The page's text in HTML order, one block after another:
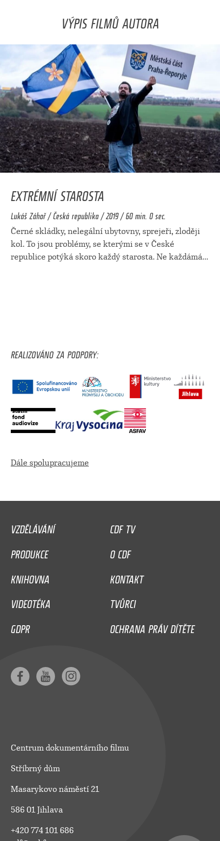
VÝPIS FILMŮ AUTORA
EXTRÉMNÍ STAROSTA
Lukáš Záhoř / Česká republika / 2019 / 60 min. 0 sec.
Černé skládky, nelegální ubytovny, sprejeři, zloději
kol. To jsou problémy, se kterými se v České
republice potýká skoro každý starosta. Ne každámá...
REALIZOVÁNO ZA PODPORY:
Dále spolupracujeme
VZDĚLÁVÁNÍ
CDF TV
PRODUKCE
O CDF
KNIHOVNA
KONTAKT
VIDEOTÉKA
TVŮRCI
GDPR
OCHRANA PRÁV DÍTĚTE
Centrum dokumentárního filmu
Stříbrný dům
Masarykovo náměstí 21
586 01 Jihlava
+420 774 101 686